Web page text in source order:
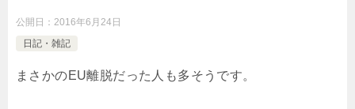
公開日： 2016年6月24日
日記・雑記
まさかのEU離脱だった人も多そうです。